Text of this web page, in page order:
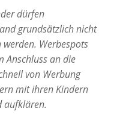
dürfen
grundsätzlich nicht
Werbespots
Anschluss an die
von Werbung
mit ihren Kindern
aufklären.